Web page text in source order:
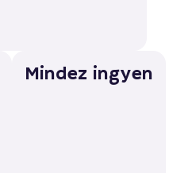
Mindez ingyen